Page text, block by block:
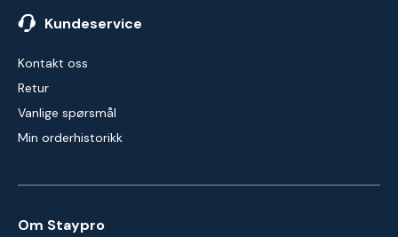
Kundeservice
Kontakt oss
Retur
Vanlige spørsmål
Min orderhistorikk
Om Staypro